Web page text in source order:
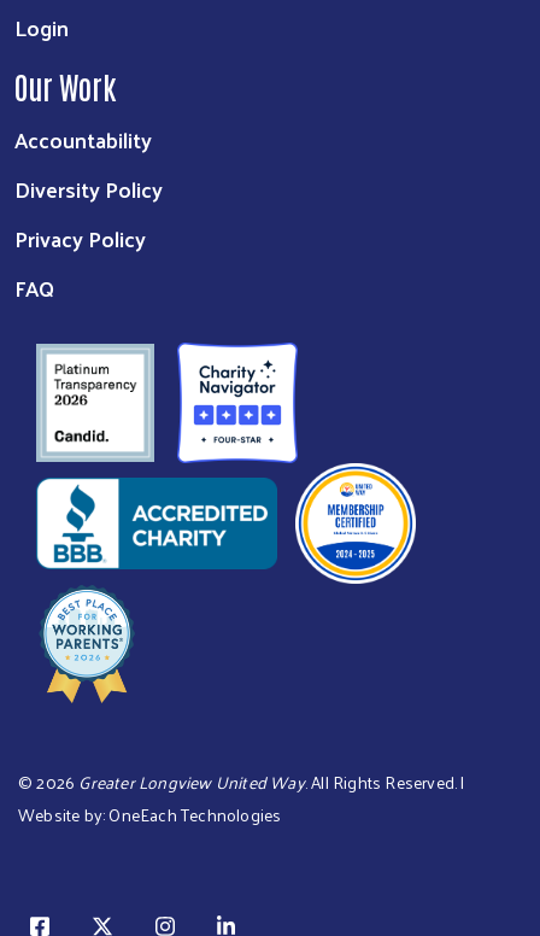
Login
Our Work
Accountability
Diversity Policy
Privacy Policy
FAQ
©2026 Greater Longview United Way. All Rights Reserved. |
Website by:OneEach Technologies